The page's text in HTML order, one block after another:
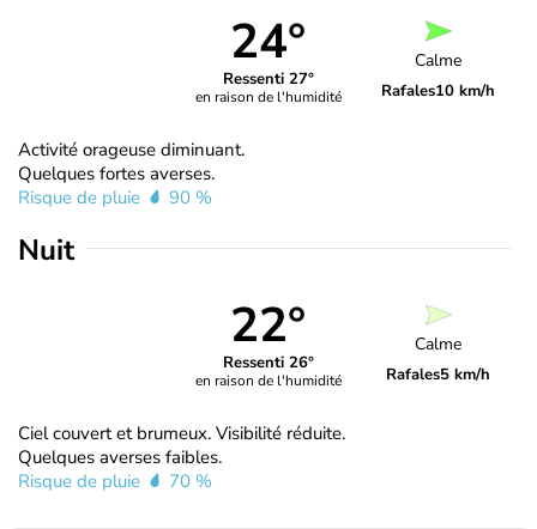
24°
Ressenti 27°
en raison de l'humidité
Calme
Rafales10 km/h
Activité orageuse diminuant.
Quelques fortes averses.
Risque de pluie
90 %
Nuit
22°
Ressenti 26°
en raison de l'humidité
Calme
Rafales5 km/h
Ciel couvert et brumeux. Visibilité réduite.
Quelques averses faibles.
Risque de pluie
70 %